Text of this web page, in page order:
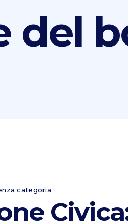
del
categoria